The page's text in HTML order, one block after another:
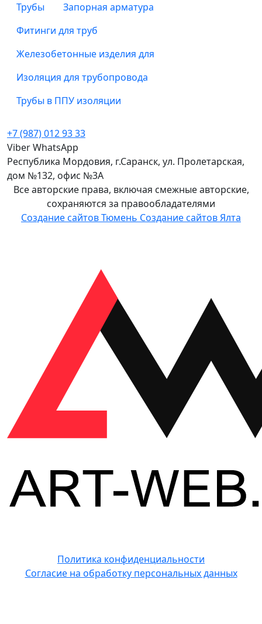
Трубы
Запорная арматура
Фитинги для труб
Железобетонные изделия для
Изоляция для трубопровода
Трубы в ППУ изоляции
+7 (987) 012 93 33
ViberWhatsApp
Республика Мордовия, г.Саранск, ул. Пролетарская,
дом №132, офис №3А
Все авторские права, включая смежные авторские,
сохраняются за правообладателями
Создание сайтов Тюмень Создание сайтов Ялта
Политика конфиденциальности
Согласие на обработку персональных данных